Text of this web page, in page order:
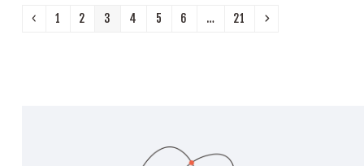
Previous
Page
1 Page
2 Page
3 Page
4 Page
5 Page
6 … Page
21 Next